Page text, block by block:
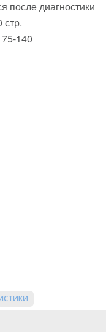
после диагностики
стр.
75-140